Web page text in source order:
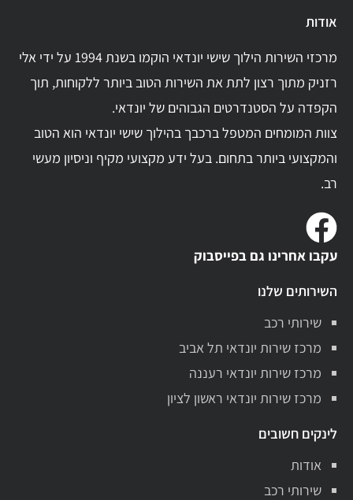
אודות
מרכזי השירות הילוך שישי יונדאי הוקמו בשנת 1994 על ידי אלי
רזניק מתוך רצון לתת את השירות הטוב ביותר ללקוחות, תוך
הקפדה על הסטנדרטים הגבוהים של יונדאי.
צוות המומחים המטפל ברכבך בהילוך שישי יונדאי הוא הטוב
והמקצועי ביותר בתחום. בעל ידע מקצועי מקיף וניסיון מעשי
רב.
עקבו אחרינו גם בפייסבוק
השירותים שלנו
שירותי רכב
מרכז שירות יונדאי תל אביב
מרכז שירות יונדאי רעננה
מרכז שירות יונדאי ראשון לציון
לינקים חשובים
אודות
שירותי רכב